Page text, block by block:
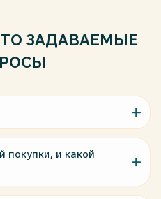
ЗАДАВАЕМЫЕ
покупки, и какой